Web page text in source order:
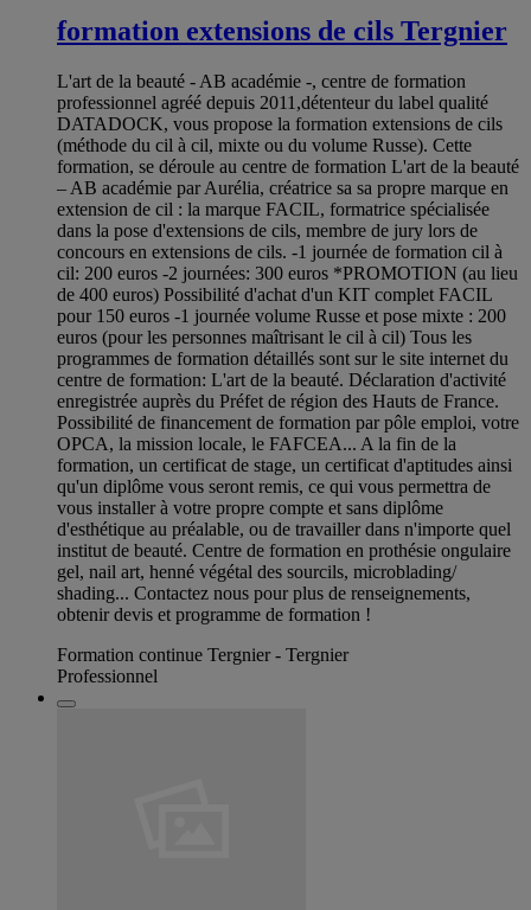
formation extensions de cils Tergnier
L'art de la beauté - AB académie -, centre de formation
professionnel agréé depuis 2011,détenteur du label qualité
DATADOCK, vous propose la formation extensions de cils
(méthode du cil à cil, mixte ou du volume Russe). Cette
formation, se déroule au centre de formation L'art de la beauté
– AB académie par Aurélia, créatrice sa sa propre marque en
extension de cil : la marque FACIL, formatrice spécialisée
dans la pose d'extensions de cils, membre de jury lors de
concours en extensions de cils. -1 journée de formation cil à
cil: 200 euros -2 journées: 300 euros *PROMOTION (au lieu
de 400 euros) Possibilité d'achat d'un KIT complet FACIL
pour 150 euros -1 journée volume Russe et pose mixte : 200
euros (pour les personnes maîtrisant le cil à cil) Tous les
programmes de formation détaillés sont sur le site internet du
centre de formation: L'art de la beauté. Déclaration d'activité
enregistrée auprès du Préfet de région des Hauts de France.
Possibilité de financement de formation par pôle emploi, votre
OPCA, la mission locale, le FAFCEA... A la fin de la
formation, un certificat de stage, un certificat d'aptitudes ainsi
qu'un diplôme vous seront remis, ce qui vous permettra de
vous installer à votre propre compte et sans diplôme
d'esthétique au préalable, ou de travailler dans n'importe quel
institut de beauté. Centre de formation en prothésie ongulaire
gel, nail art, henné végétal des sourcils, microblading/
shading... Contactez nous pour plus de renseignements,
obtenir devis et programme de formation !
Formation continue Tergnier - Tergnier
Professionnel